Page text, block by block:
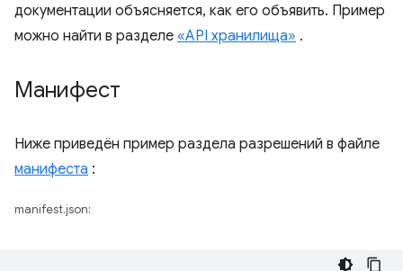
документации объясняется, как его объявить. Пример
можно найти в разделе «API хранилища» .
Манифест
Ниже приведён пример раздела разрешений в файле
манифеста :
manifest.json: